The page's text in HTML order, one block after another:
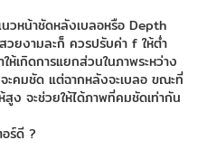
น้าชัดหลังเบลอหรือ Depth
ยงามละก็ ควรปรับค่า f ให้ต่ำ
ห้เกิดการแยกส่วนในภาพระหว่าง
คมชัด แต่ฉากหลังจะเบลอ ขณะที่
ง จะช่วยให้ได้ภาพที่คมชัดเท่ากัน
ร์ดี ?